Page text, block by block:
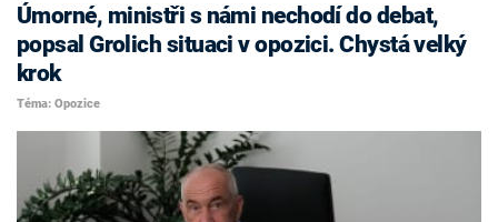
Úmorné, ministři s námi nechodí do debat,
popsal Grolich situaci v opozici. Chystá velký
krok
Téma: Opozice